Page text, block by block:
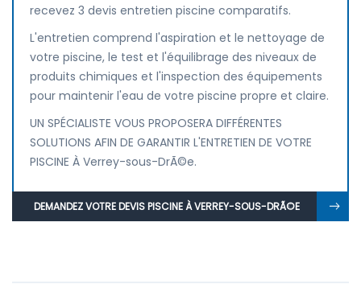
recevez 3 devis entretien piscine comparatifs.
L'entretien comprend l'aspiration et le nettoyage de
votre piscine, le test et l'équilibrage des niveaux de
produits chimiques et l'inspection des équipements
pour maintenir l'eau de votre piscine propre et claire.
UN SPÉCIALISTE VOUS PROPOSERA DIFFÉRENTES
SOLUTIONS AFIN DE GARANTIR L'ENTRETIEN DE VOTRE
PISCINE À Verrey-sous-DrÃ©e.
DEMANDEZ VOTRE DEVIS PISCINE À VERREY-SOUS-DRÃ©E